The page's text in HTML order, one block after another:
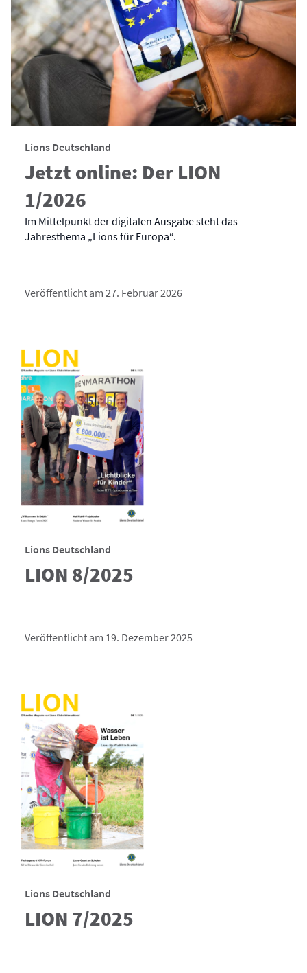
Lions Deutschland
Jetzt online: Der LION
1/2026
Im Mittelpunkt der digitalen Ausgabe steht das
Jahresthema „Lions für Europa“.
Veröffentlicht am 27. Februar 2026
Lions Deutschland
LION 8/2025
Veröffentlicht am 19. Dezember 2025
Lions Deutschland
LION 7/2025